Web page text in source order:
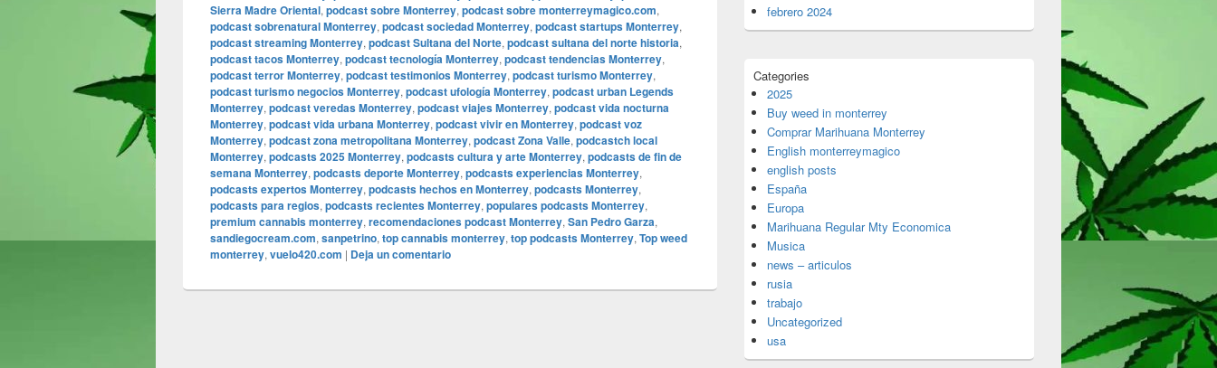
Sierra Madre Oriental, podcast sobre Monterrey, podcast sobre monterreymagico.com,
podcast sobrenatural Monterrey, podcast sociedad Monterrey, podcast startups Monterrey,
podcast streaming Monterrey, podcast Sultana del Norte, podcast sultana del norte historia,
podcast tacos Monterrey, podcast tecnología Monterrey, podcast tendencias Monterrey,
podcast terror Monterrey, podcast testimonios Monterrey, podcast turismo Monterrey,
podcast turismo negocios Monterrey, podcast ufología Monterrey, podcast urban Legends
Monterrey, podcast veredas Monterrey, podcast viajes Monterrey, podcast vida nocturna
Monterrey, podcast vida urbana Monterrey, podcast vivir en Monterrey, podcast voz
Monterrey, podcast zona metropolitana Monterrey, podcast Zona Valle, podcastch local
Monterrey, podcasts 2025 Monterrey, podcasts cultura y arte Monterrey, podcasts de fin de
semana Monterrey, podcasts deporte Monterrey, podcasts experiencias Monterrey,
podcasts expertos Monterrey, podcasts hechos en Monterrey, podcasts Monterrey,
podcasts para regios, podcasts recientes Monterrey, populares podcasts Monterrey,
premium cannabis monterrey, recomendaciones podcast Monterrey, San Pedro Garza,
sandiegocream.com, sanpetrino, top cannabis monterrey, top podcasts Monterrey, Top weed
monterrey, vuelo420.com | Deja un comentario
febrero 2024
Categories
2025
Buy weed in monterrey
Comprar Marihuana Monterrey
English monterreymagico
english posts
España
Europa
Marihuana Regular Mty Economica
Musica
news – articulos
rusia
trabajo
Uncategorized
usa